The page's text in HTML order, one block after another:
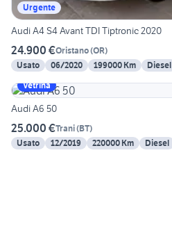
Urgente
Audi A4 S4 Avant TDI Tiptronic 2020
24.900 €Oristano(OR)
Usato
06/2020 199000 Km Diesel
Vetrina
Audi A6 50
25.000 €Trani(BT)
Usato
12/2019 220000 Km Diesel